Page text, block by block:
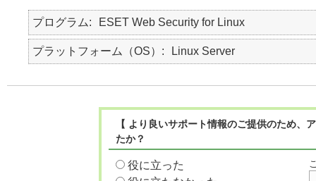
プログラム ESET Web Security for Linux
プラットフォーム（OS） Linux Server
【 より良いサポート情報のご提供のため
たか？
役に立った